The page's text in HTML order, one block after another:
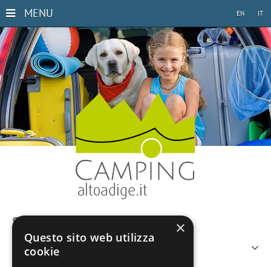
EN IT
MENU
Südtirol ohne Auto entdecken×
Questo sito web utilizza
cookie